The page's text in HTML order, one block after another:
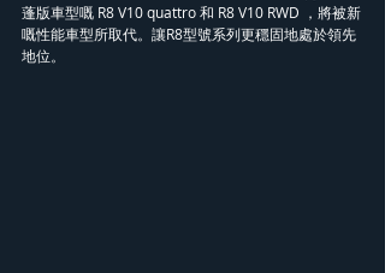
蓬版車型嘅 R8 V10 quattro 和 R8 V10 RWD ，將被新
嘅性能車型所取代。讓R8型號系列更穩固地處於領先
地位。